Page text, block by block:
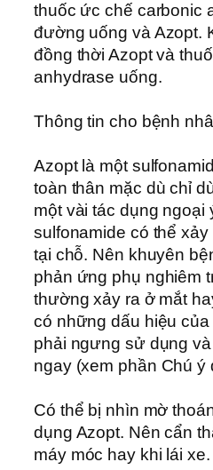
thuốc ức chế carbonic
đường uống và Azopt.
đồng thời Azopt và
anhydrase uống.
Thông tin cho bệnh
Azopt là một
toàn thân mặc dù chỉ
một vài tác dụng ngoại
sulfonamide có thể
tại chỗ. Nên khuyên
phản ứng phụ nghiêm
thường xảy ra ở mắt
có những dấu hiệu
phải ngưng sử dụng
ngay (xem phần Chú ý
Có thể bị nhìn mờ
dụng Azopt. Nên cẩn
máy móc hay khi lái xe.